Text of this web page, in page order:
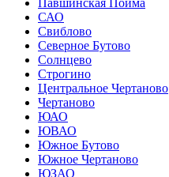
САО
Свиблово
Северное Бутово
Солнцево
Строгино
Центральное Чертаново
Чертаново
ЮАО
ЮВАО
Южное Бутово
Южное Чертаново
ЮЗАО